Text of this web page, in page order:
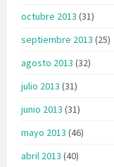
octubre 2013 (31)
septiembre 2013 (25)
agosto 2013 (32)
julio 2013 (31)
junio 2013 (31)
mayo 2013 (46)
abril 2013 (40)